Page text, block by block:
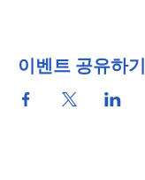
이벤트 공유하기